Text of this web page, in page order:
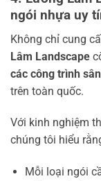
ngói nhựa uy
Không chỉ cung
Lâm Landscape
các công trình
trên toàn quốc.
Với kinh nghiệm
chúng tôi hiểu
Mỗi loại ngói